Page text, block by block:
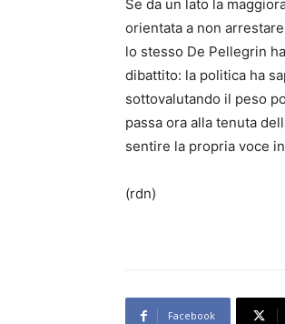
Se da un lato la
orientata a non
lo stesso De Pellegrin
dibattito: la politica ha
sottovalutando il peso
passa ora alla tenuta
sentire la propria voce
(rdn)
Facebook